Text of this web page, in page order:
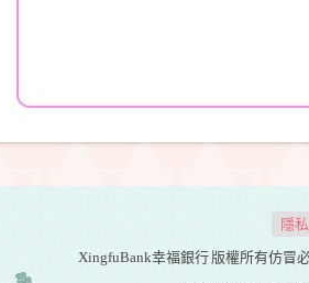
隱
XingfuBank幸福銀行 版權所有仿冒